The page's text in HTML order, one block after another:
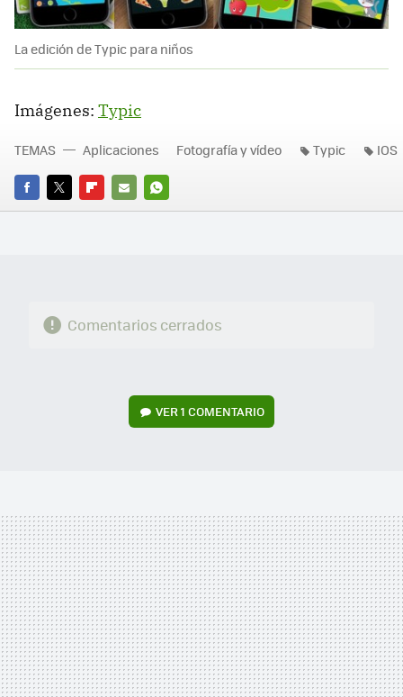
La edición de Typic para niños
Imágenes: Typic
FACEBOOK
TWITTERFLIPBOARD
E-
WHATSAPP
TEMAS Aplicaciones Fotografía y vídeo Typic IOS
Comentarios cerrados
VER1 COMENTARIO